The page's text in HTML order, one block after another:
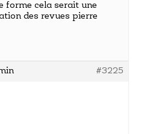
forme cela serait une
des revues pierre
#3225